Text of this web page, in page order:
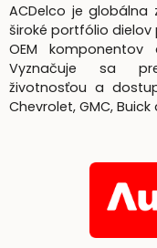
ACDelco je globálna
široké portfólio
OEM
Vyznačuje sa
životnosťou a
Chevrolet, GMC,